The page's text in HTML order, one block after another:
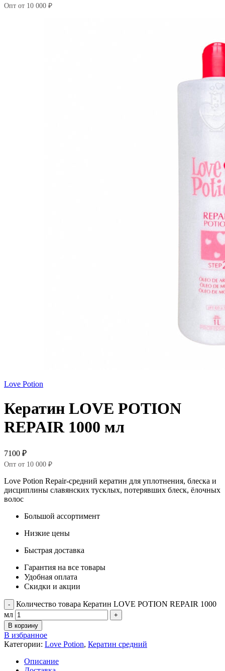
Опт от 10 000 ₽
Love Potion
Кератин LOVE POTION
REPAIR 1000 мл
7100 ₽
Опт от 10 000 ₽
Love Potion Repair-средний кератин для уплотнения, блеска и
дисциплины славянских тусклых, потерявших блеск, ёлочных
волос
Большой ассортимент
Низкие цены
Быстрая доставка
Гарантия на все товары
Удобная оплата
Скидки и акции
Количество товара Кератин LOVE POTION REPAIR 1000
мл
В корзину
В избранное
Категории: Love Potion, Кератин средний
Описание